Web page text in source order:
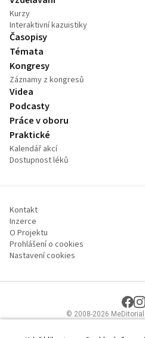
Kurzy
Interaktivní kazuistiky
Časopisy
Témata
Kongresy
Záznamy z kongresů
Videa
Podcasty
Práce v oboru
Praktické
Kalendář akcí
Dostupnost léků
Kontakt
Inzerce
O Projektu
Prohlášení o cookies
Nastavení cookies
© 2008-2026 MeDitorial